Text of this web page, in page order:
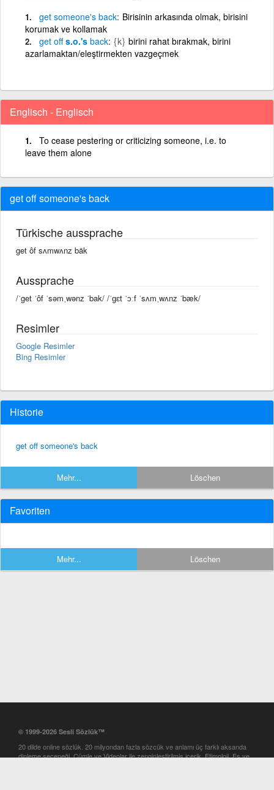
get someone's back Birisinin arkasında olmak, birisini
korumak ve kollamak
get offs.o.'s back {k} birini rahat bırakmak, birini
azarlamaktan/eleştirmekten vazgeçmek
Englisch - Englisch
To cease pestering or criticizing someone, i.e. to
leave them alone
get off someone's back
Türkische aussprache
get ôf sʌmwʌnz bäk
Aussprache
/ˈget ˈôf ˈsəmˌwənz ˈbak/ /ˈɡɛt ˈɔːf ˈsʌmˌwʌnz ˈbæk/
Resimler
Google Resimler
Bing Resimler
Historie
get off someone's back
Mehr... Löschen
Favoriten
Mehr... Löschen
© 1999-2026 Sesli Sözlük™
20 dilde online sözlük. 20 milyondan fazla sözcük ve anlamı üç farklı aksanda
dinleme seçeneği. Cümle ve Videolar ile zenginleştirilmiş içerik. Etimoloji, Eş ve